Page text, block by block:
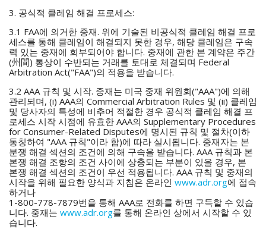
3. 공식적 클레임 해결 프로세스:
3.1 FAA에 의거한 중재. 위에 기술된 비공식적 클레임 해결 프로
세스를 통해 클레임이 해결되지 못한 경우, 해당 클레임은 구속
력 있는 중재에 회부되어야 합니다. 중재에 관한 본 계약은 주간
(州間) 통상이 수반되는 거래를 토대로 체결되며 Federal
Arbitration Act("FAA")의 적용을 받습니다.
3.2 AAA 규칙 및 시작. 중재는 미국 중재 위원회("AAA")에 의해
관리되며, (i) AAA의 Commercial Arbitration Rules 및 (ii) 클레임
및 당사자의 특성에 비추어 적절한 경우 공식적 클레임 해결 프
로세스 시작 시점에 유효한 AAA의 Supplementary Procedures
for Consumer-Related Disputes에 명시된 규칙 및 절차(이하
통칭하여 "AAA 규칙"이라 함)에 따라 실시됩니다. 중재자는 본
분쟁 해결 섹션의 조건에 의해 구속을 받습니다. AAA 규칙과 본
본쟁 해결 조항의 조건 사이에 상충되는 부분이 있을 경우, 본
본쟁 해결 섹션의 조건이 우선 적용됩니다. AAA 규칙 및 중재의
시작을 위해 필요한 양식과 지침은 온라인 www.adr.org에 접속
하거나
1-800-778-7879번을 통해 AAA로 전화를 하면 구득할 수 있습
니다. 중재는 www.adr.org를 통해 온라인 상에서 시작할 수 있
습니다.